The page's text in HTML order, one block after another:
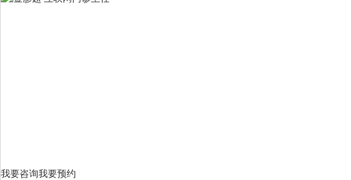
我要咨询我要预约